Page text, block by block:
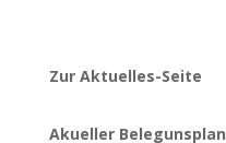
Zur Aktuelles-Seite
Akueller Belegunsplan